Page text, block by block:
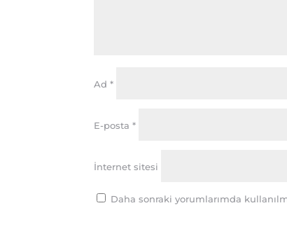
Ad*
E-posta*
İnternet sitesi
Daha sonraki yorumlarımda